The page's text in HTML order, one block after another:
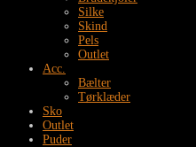
Silke
Skind
Pels
Outlet
Acc.
Bælter
Tørklæder
Sko
Outlet
Puder